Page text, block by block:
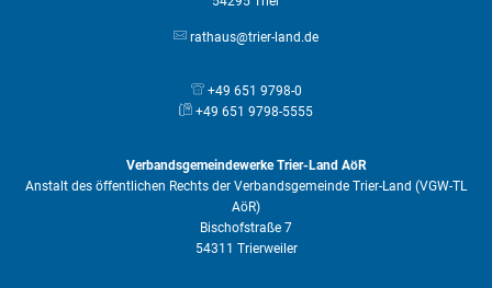
rathaus@trier-land.de
+49 651 9798-0
+49 651 9798-5555
Verbandsgemeindewerke Trier-Land AöR
Anstalt des öffentlichen Rechts der Verbandsgemeinde Trier-Land (VGW-TL
AöR)
Bischofstraße 7
54311 Trierweiler